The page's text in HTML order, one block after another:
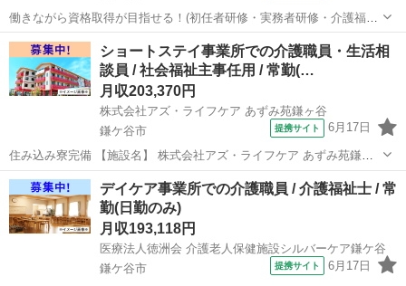
働きながら資格取得が目指せる！(初任者研修・実務者研修・介護福祉
士)/住み込み寮完備/託児所完備でひとり親・シングルマザーにもおす
すめ 【施設名】 医療法人社団 一心会 初富保健病院 【勤務地】 千葉
県 鎌ケ谷市 【ア...
千葉 鎌ケ谷市 介護士
ショートステイ事業所での介護職員・生活相
談員 / 社会福祉主事任用 / 常勤(…
月収203,370円
株式会社アズ・ライフケア あずみ苑鎌ヶ谷
鎌ケ谷市
提携サイト 6月17日
住み込み寮完備 【施設名】 株式会社アズ・ライフケア あずみ苑鎌ヶ
谷 【勤務地】 千葉県 鎌ケ谷市 【アクセス】 鎌ケ谷駅から徒歩20分
鎌ケ谷駅/馬込沢駅/鎌ケ谷大仏駅 【雇用形態】常勤(日勤のみ) 【募集
職種】...
千葉 鎌ケ谷市 介護士
デイケア事業所での介護職員 / 介護福祉士 / 常
勤(日勤のみ)
月収193,118円
医療法人徳洲会 介護老人保健施設シルバーケア鎌ケ谷
鎌ケ谷市
提携サイト 6月17日